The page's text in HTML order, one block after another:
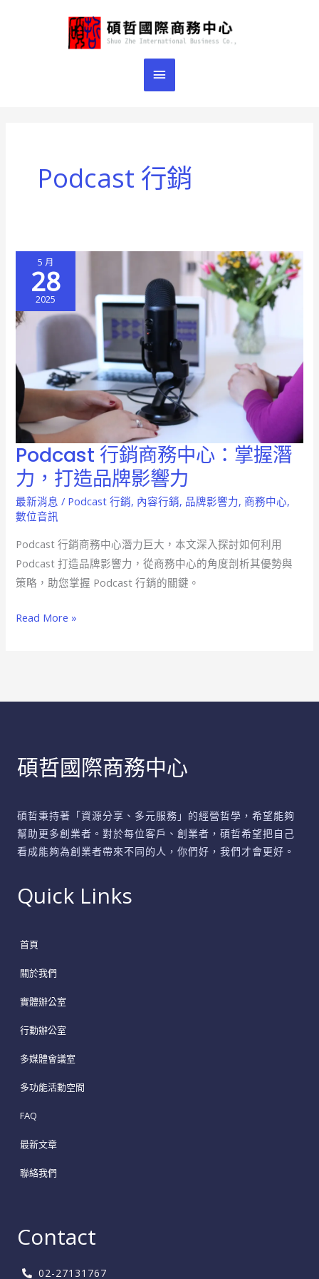
主
要
選
Podcast 行銷
5 月
28
2025
Podcast 行銷商務中心：掌握潛
力，打造品牌影響力
最新消息 / Podcast 行銷, 內容行銷, 品牌影響力, 商務中心,
數位音訊
Podcast 行銷商務中心潛力巨大，本文深入探討如何利用
Podcast 打造品牌影響力，從商務中心的角度剖析其優勢與
策略，助您掌握 Podcast 行銷的關鍵。
Podcast
行
銷
商
中
心：
掌
潛
品
響
力
Read More »
碩哲國際商務中心
碩哲秉持著「資源分享、多元服務」的經營哲學，希望能夠
幫助更多創業者。對於每位客戶、創業者，碩哲希望把自己
看成能夠為創業者帶來不同的人，你們好，我們才會更好。
Quick Links
首頁
關於我們
實體辦公室
行動辦公室
多媒體會議室
多功能活動空間
FAQ
最新文章
聯絡我們
Contact
02-27131767